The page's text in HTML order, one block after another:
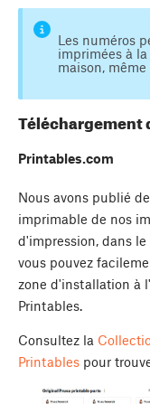
Les numéros
imprimées à
maison,
Téléchargement
Printables.com
Nous avons publié
imprimable de nos
d'impression, dans
vous pouvez
zone d'installation à
Printables.
Consultez la
Printables pour